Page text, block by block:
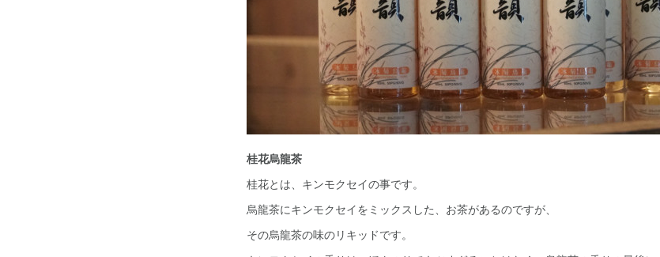
桂花烏龍茶
桂花とは、キンモクセイの事です。
烏龍茶にキンモクセイをミックスした、お茶があるのですが、
その烏龍茶の味のリキッドです。